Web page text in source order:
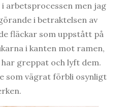
arbetsprocessen men jag
i betraktelsen av
fläckar som uppstått på
i kanten mot ramen,
greppat och lyft dem.
som vägrat förbli osynligt